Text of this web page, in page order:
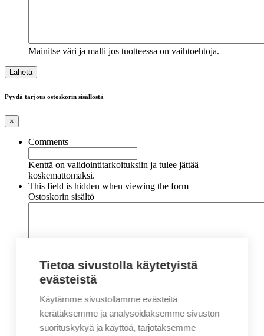
Mainitse väri ja malli jos tuotteessa on vaihtoehtoja.
Pyydä tarjous ostoskorin sisällöstä
×
Comments
Kenttä on validointitarkoituksiin ja tulee jättää
koskemattomaksi.
This field is hidden when viewing the form
Ostoskorin sisältö
Nimi*
Etunimi
Sukunimi
Tietoa sivustolla käytetyistä
evästeistä
Käytämme sivustollamme evästeitä
kerätäksemme ja analysoidaksemme sivuston
suorituskykyä ja käyttöä, tarjotaksemme